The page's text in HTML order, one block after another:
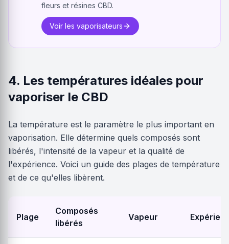
fleurs et résines CBD.
Voir les vaporisateurs
4. Les températures idéales pour
vaporiser le CBD
La température est le paramètre le plus important en
vaporisation. Elle détermine quels composés sont
libérés, l'intensité de la vapeur et la qualité de
l'expérience. Voici un guide des plages de température
et de ce qu'elles libèrent.
Plage
Composés
libérés
Vapeur